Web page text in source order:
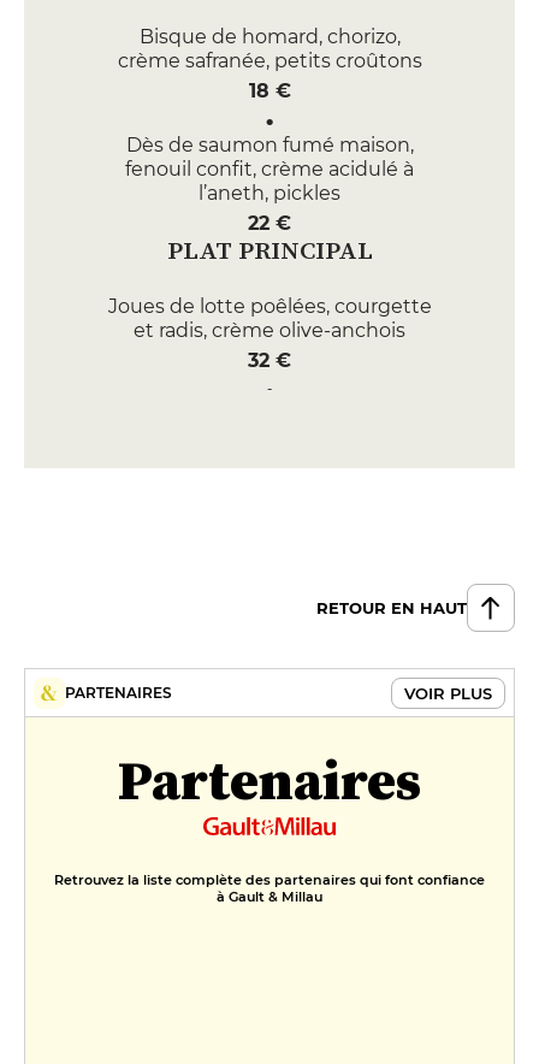
Bisque de homard, chorizo,
crème safranée, petits croûtons
18 €
Dès de saumon fumé maison,
fenouil confit, crème acidulé à
l’aneth, pickles
22 €
PLAT PRINCIPAL
Joues de lotte poêlées, courgette
et radis, crème olive-anchois
32 €
moutarde, girolles, jus sarriette
panacotta à la fève tonka,
rhubarbe-verveine, gel passion,
mousse mascarpone
RETOUR EN HAUT
PARTENAIRES VOIR PLUS
Partenaires
Retrouvez la liste complète des partenaires qui font confiance
à Gault & Millau